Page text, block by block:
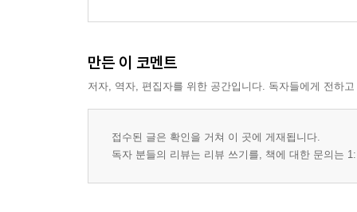
만든 이 코멘트
저자, 역자, 편집자를 위한 공간입니다. 독자들에게 전하
접수된 글은 확인을 거쳐 이 곳에 게재됩니다.
독자 분들의 리뷰는 리뷰 쓰기를, 책에 대한 문의는